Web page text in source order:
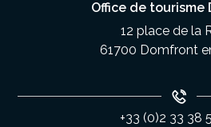
Office de tourisme
12 place de la
61700 Domfront
+33 (0)2 33 38